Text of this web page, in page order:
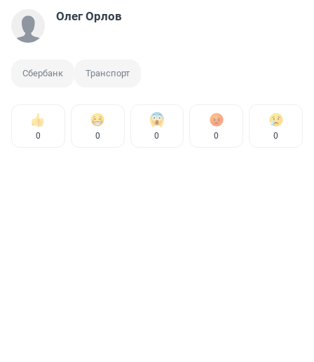
Олег Орлов
Сбербанк Транспорт
0 0 0 0 0